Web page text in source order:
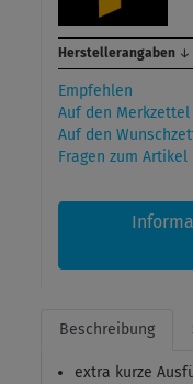
Herstellerangaben ↓
Empfehlen
Auf den Merkzettel
Auf den
Fragen zum Artikel
Beschreibung
extra kurze